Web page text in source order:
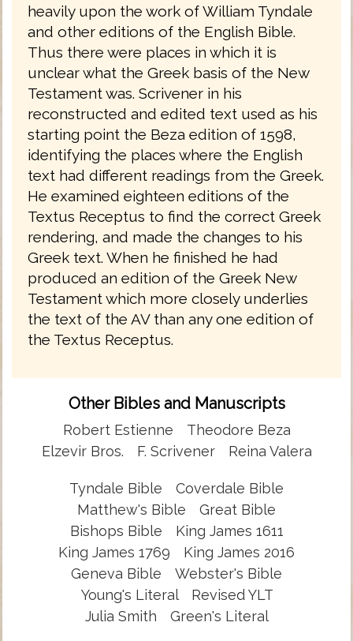
heavily upon the work of William Tyndale
and other editions of the English Bible.
Thus there were places in which it is
unclear what the Greek basis of the New
Testament was. Scrivener in his
reconstructed and edited text used as his
starting point the Beza edition of 1598,
identifying the places where the English
text had different readings from the Greek.
He examined eighteen editions of the
Textus Receptus to find the correct Greek
rendering, and made the changes to his
Greek text. When he finished he had
produced an edition of the Greek New
Testament which more closely underlies
the text of the AV than any one edition of
the Textus Receptus.
Other Bibles and Manuscripts
Robert Estienne
Theodore Beza
Elzevir Bros.
F. Scrivener Reina Valera
Tyndale Bible
Coverdale Bible
Matthew's Bible
Great Bible
Bishops Bible
King James 1611
King James 1769
King James 2016
Geneva Bible
Webster's Bible
Young's Literal
Revised YLT
Julia Smith
Green's Literal